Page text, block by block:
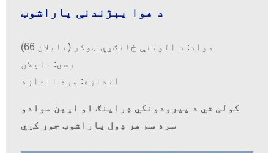
د هوا پېژندنې پاراشوټ
مواد: د الوتنې ځانګړي ټوکر (نایلان 66)
رسۍ: نایلان
اندازه: هره اندازه
کولی شي د پیرودونکي ډراینګ او اړین موادو
سره سم هر ډول پاراشوټ جوړ کړي